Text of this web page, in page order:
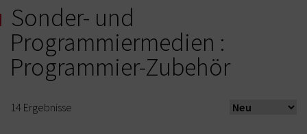
Sonder- und
Programmiermedien :
Programmier-Zubehör
14 Ergebnisse